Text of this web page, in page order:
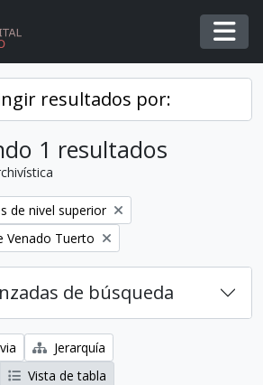
resultados por:
1 resultados
de nivel superior
Venado Tuerto
de búsqueda
Jerarquía
Vista de tabla